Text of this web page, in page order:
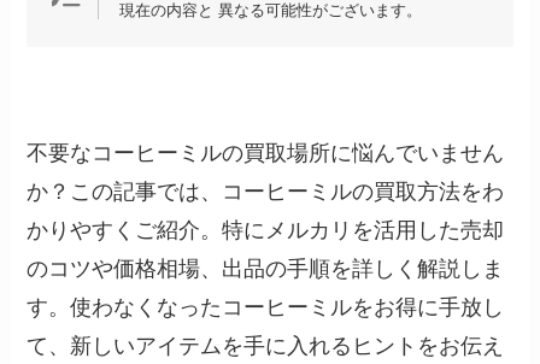
現在の内容と 異なる可能性がございます。
不要なコーヒーミルの買取場所に悩んでいません
か？この記事では、コーヒーミルの買取方法をわ
かりやすくご紹介。特にメルカリを活用した売却
のコツや価格相場、出品の手順を詳しく解説しま
す。使わなくなったコーヒーミルをお得に手放し
て、新しいアイテムを手に入れるヒントをお伝え